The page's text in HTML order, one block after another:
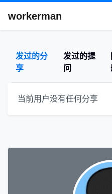
workerman
发过的分
享
发过的提
问
当前用户没有任何分享